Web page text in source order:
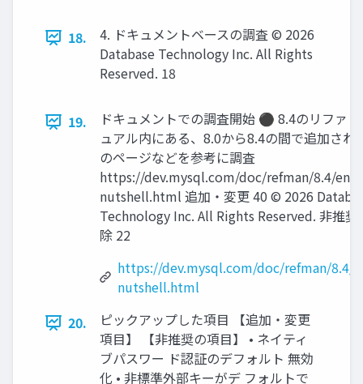
18.
4. ドキュメントベースの調査 © 2026
Database Technology Inc. All Rights
Reserved. 18
19.
ドキュメントでの調査開始 ⚫ 8.4のリファ
ュアル内にある、8.0から8.4の間で追加され
のページなどを参考に調査
https://dev.mysql.com/doc/refman/8.4/en/
nutshell.html 追加・変更 40 © 2026
Technology Inc. All Rights Reserved. 非推奨
除 22
https://dev.mysql.com/doc/refman/8.4/
nutshell.html
20.
ピックアップした項目 【追加・変更
項目】 【非推奨の項目】 • ネイティ
ブパスワー ド認証のデフォルト 無効
化 • 非標準外部キーがデ フォルトで